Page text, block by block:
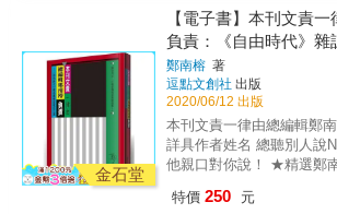
恐怖的脈絡和本質。 ★收錄郵電案受難者的第
一手訪談證言，以及郵電
草》內容選讀，還原戰後
況，與廣大勞工追求民主
★數十張珍貴歷史照片、版
對白色恐怖時代肅殺氛圍
織抗爭的認知。 ★超越省籍矛盾的認識框架，
從階級觀點反思轉型正義
怎樣的時空飄搖下。而武
身，就是遺書。他們的遺
一字一句打著反抗者的節
曲」、「殉難之愛」等篇
的靈魂畫下「亡者之姿」
返榮耀。 這本書在二二八過往研究者點起的
燭光下前進，有二二八書
的力道和文學性也前所未見。 & 本書特
換，寫二二八世代身陷的困境
族故事，獲得國藝會創作
工程中被遺落的重要拼圖
這座島嶼的前世今生──一
實書寫的專著小說！ 東華大學華文系教授楊
翠、兩岸政策協會副秘書
／專欄作家陸之駿──一致推薦！ 嘉
台：「台灣同胞都已經起
人還在睡嗎？你們澎湖這
是說你們不敢啊？」 馬公要塞司令史文桂：
「澎湖島上的仕紳們為保
金石堂
【電子書】本刊文責
負責：《自由時代》雜
鄭南榕 著
逗點文創社 出版
2020/06/12 出版
本刊文責一律由總編輯鄭南榕負責
詳具作者姓名 總聽別人說Nylon，這一次，換
他親口對你說！ ★精選鄭南榕《自由時代》週
集、《自由時代》週刊改名歷程！
特價 250 元